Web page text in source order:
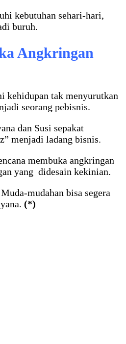
kebutuhan sehari-hari,
buruh.
Angkringan
kehidupan tak menyurutkan
seorang pebisnis.
dan Susi sepakat
menjadi ladang bisnis.
membuka angkringan
yang didesain kekinian.
mudahan bisa segera
(*)